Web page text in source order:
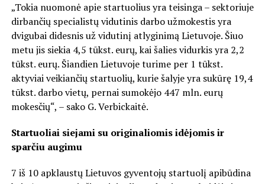
„Tokia nuomonė apie startuolius yra teisinga – sektoriuje
dirbančių specialistų vidutinis darbo užmokestis yra
dvigubai didesnis už vidutinį atlyginimą Lietuvoje. Šiuo
metu jis siekia 4,5 tūkst. eurų, kai šalies vidurkis yra 2,2
tūkst. eurų. Šiandien Lietuvoje turime per 1 tūkst.
aktyviai veikiančių startuolių, kurie šalyje yra sukūrę 19,4
tūkst. darbo vietų, pernai sumokėjo 447 mln. eurų
mokesčių“, – sako G. Verbickaitė.
Startuoliai siejami su originaliomis idėjomis ir
sparčiu augimu
7 iš 10 apklaustų Lietuvos gyventojų startuolį apibūdina